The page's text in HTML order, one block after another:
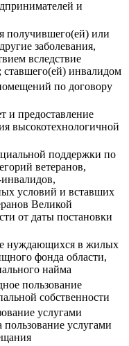
и
получившего(ей) или
заболевания,
вследствие
инвалидом
по договору
и предоставление
высокотехнологичной
поддержки по
ветеранов,
условий и вставших
Великой
от даты постановки
нуждающихся в жилых
фонда области,
найма
пользование
собственности
услугами
услугами